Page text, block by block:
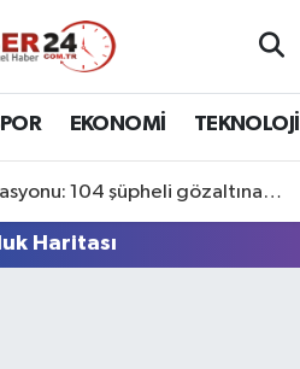
EKONOMİ TEKNOLOJİ
104 şüpheli gözaltına alındı
Haritası